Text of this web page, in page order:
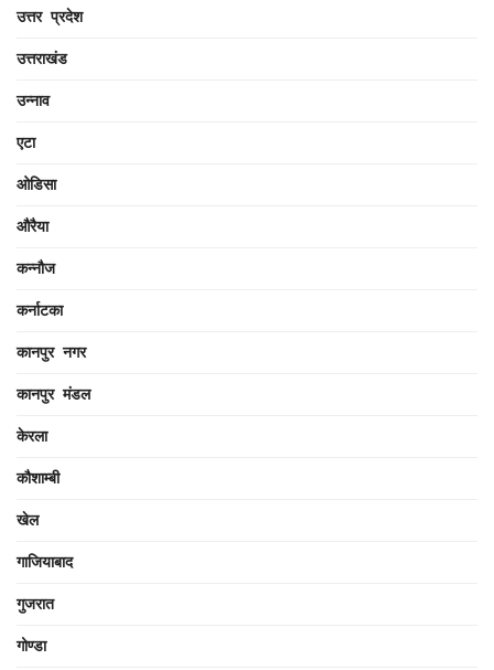
उत्तर प्रदेश
उत्तराखंड
उन्नाव
एटा
ओडिसा
औरैया
कन्नौज
कर्नाटका
कानपुर नगर
कानपुर मंडल
केरला
कौशाम्बी
खेल
गाजियाबाद
गुजरात
गोण्डा